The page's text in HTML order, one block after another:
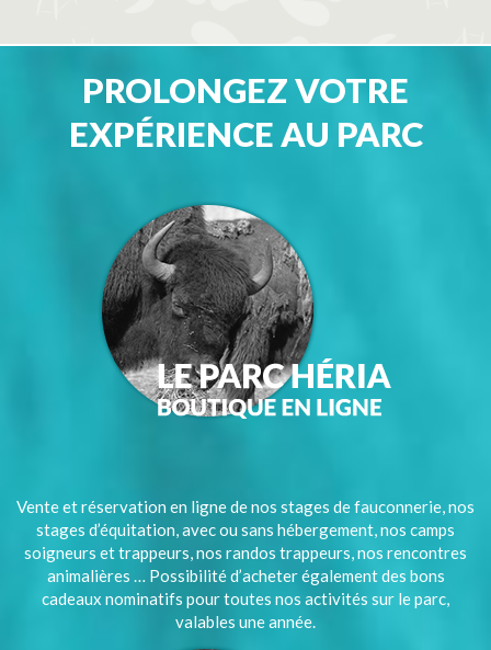
PROLONGEZ VOTRE
EXPÉRIENCE AU PARC
Vente et réservation en ligne de nos stages de fauconnerie, nos
stages d’équitation, avec ou sans hébergement, nos camps
soigneurs et trappeurs, nos randos trappeurs, nos rencontres
animalières … Possibilité d’acheter également des bons
cadeaux nominatifs pour toutes nos activités sur le parc,
valables une année.